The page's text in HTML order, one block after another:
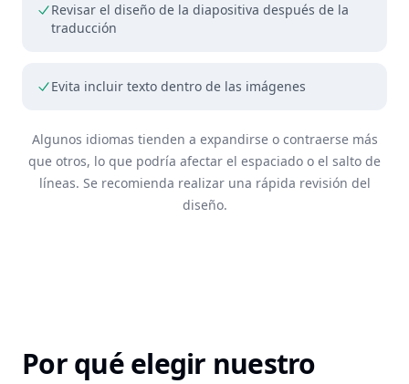
Revisar el diseño de la diapositiva después de la
traducción
Evita incluir texto dentro de las imágenes
Algunos idiomas tienden a expandirse o contraerse más
que otros, lo que podría afectar el espaciado o el salto de
líneas. Se recomienda realizar una rápida revisión del
diseño.
Por qué elegir nuestro